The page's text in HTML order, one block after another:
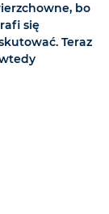
bo
się
Teraz